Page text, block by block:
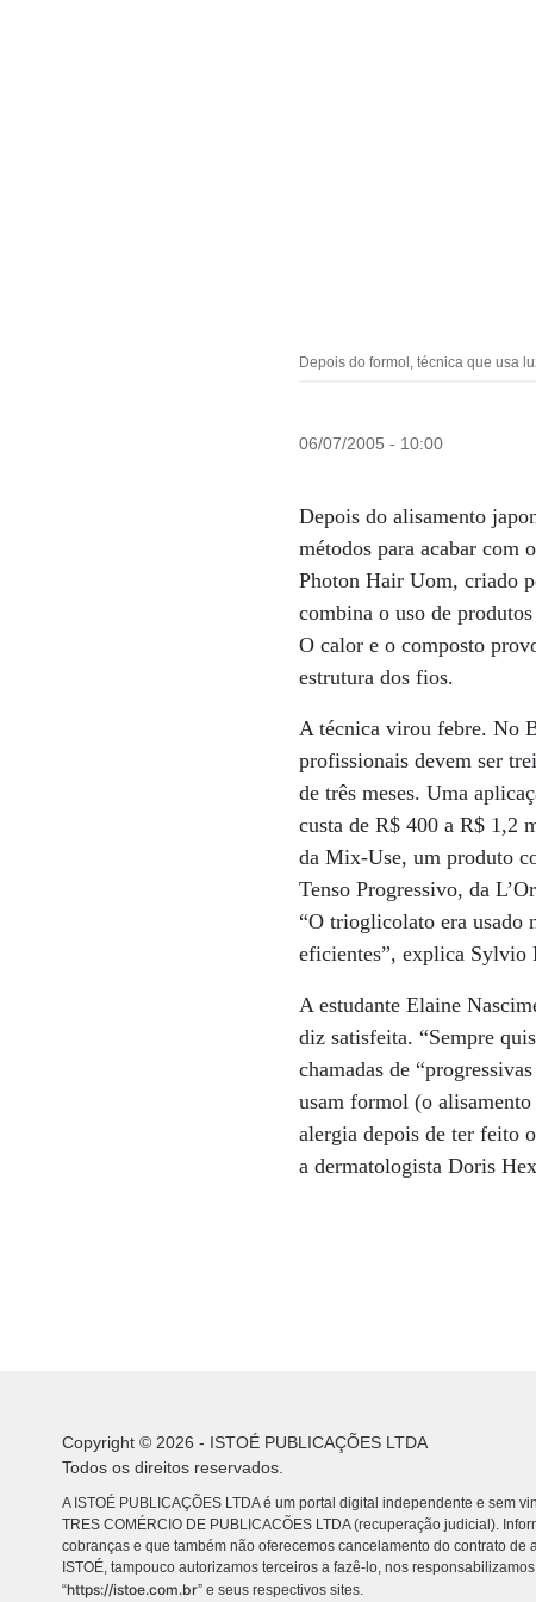
Depois do formol, técnica que usa
06/07/2005 - 10:00
Depois do alisamento
métodos para acabar com
Photon Hair Uom, criado
combina o uso de
O calor e o composto
estrutura dos fios.
A técnica virou febre. No
profissionais devem ser
de três meses. Uma
custa de R$ 400 a R$ 1,2
da Mix-Use, um produto
Tenso Progressivo, da
“O trioglicolato era usado
eficientes”, explica Sylvio
A estudante Elaine
diz satisfeita. “Sempre
chamadas de
usam formol (o
alergia depois de ter feito
a dermatologista Doris
Copyright © 2026 - ISTOÉ PUBLICAÇÕES LTDA
Todos os direitos reservados.
A ISTOÉ PUBLICAÇÕES LTDA é um portal digital independente e sem
TRES COMÉRCIO DE PUBLICACÕES LTDA (recuperação judicial).
cobranças e que também não oferecemos cancelamento do contrato de
ISTOÉ, tampouco autorizamos terceiros a fazê-lo, nos
“https://istoe.com.br” e seus respectivos sites.